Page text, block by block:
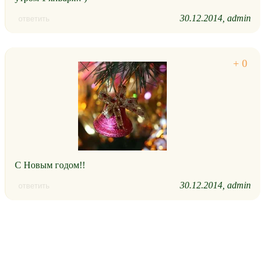
ответить 30.12.2014 admin
С Новым годом!!
ответить 30.12.2014 admin